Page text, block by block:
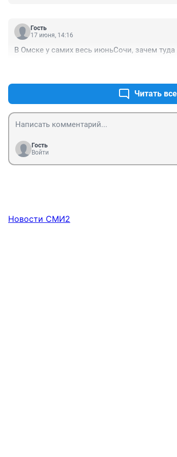
Гость
17 июня, 14:16
В Омске у самих весь июньСочи, зачем туда
Читать
Гость
Войти
Новости СМИ2